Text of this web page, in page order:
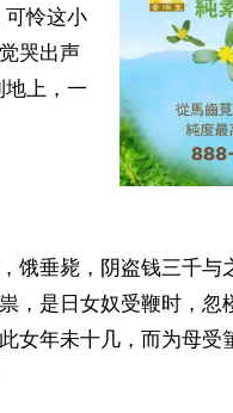
可怜这小
哭出声
地上，一
饿垂毙，阴盗钱三千与
，是日女奴受鞭时，忽
女年未十几，而为母受